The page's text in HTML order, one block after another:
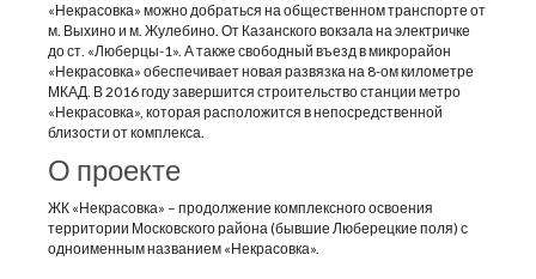
«Некрасовка» можно добраться на общественном транспорте от
м. Выхино и м. Жулебино. От Казанского вокзала на электричке
до ст. «Люберцы-1». А также свободный въезд в микрорайон
«Некрасовка» обеспечивает новая развязка на 8-ом километре
МКАД. В 2016 году завершится строительство станции метро
«Некрасовка», которая расположится в непосредственной
близости от комплекса.
О проекте
ЖК «Некрасовка» – продолжение комплексного освоения
территории Московского района (бывшие Люберецкие поля) с
одноименным названием «Некрасовка».